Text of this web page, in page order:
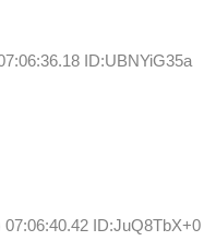
ID:UBNYiG35a
07:06:40.42 ID:JuQ8TbX+0